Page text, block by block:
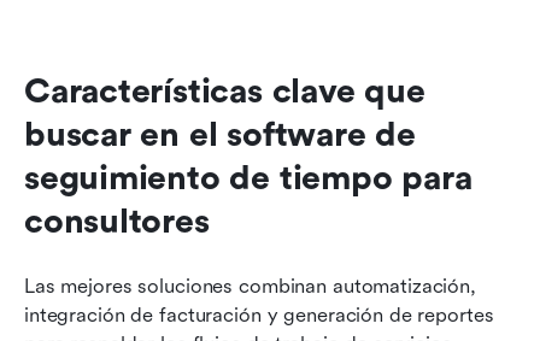
Características clave que
buscar en el software de
seguimiento de tiempo para
consultores
Las mejores soluciones combinan automatización,
integración de facturación y generación de reportes